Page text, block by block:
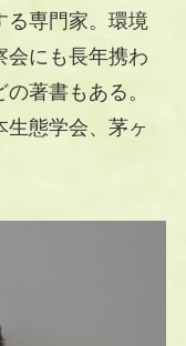
る専門家。環境
会にも長年携わ
著書もある。
生態学会、茅ヶ